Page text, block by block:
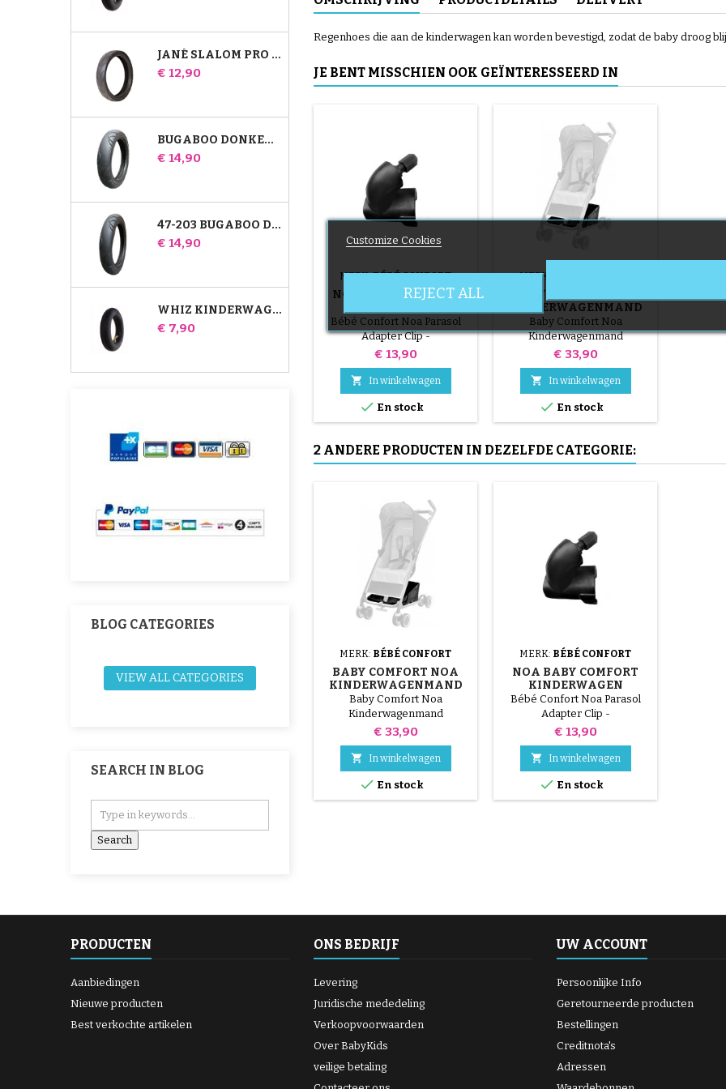
JANÉ SLALOM PRO EN POWERTWIN KINDERWAGENBAND
Prijs
€ 12,90
BUGABOO DONKEY 39X177 COMPATIBELE KINDERWAGENBAND - VOOR VOORWIEL
Prijs
€ 14,90
47-203 BUGABOO DONKEY-WANDELWAGENCOMPATIBELE BAND - VOOR ACHTERWIEL
Prijs
€ 14,90
WHIZ KINDERWAGEN ACHTER BINNENBAND RED CASTLE
Prijs
€ 7,90
BLOG CATEGORIES
VIEW ALL CATEGORIES
SEARCH IN BLOG
Regenhoes die aan de kinderwagen kan worden bevestigd, zodat de baby droog
JE BENT MISSCHIEN OOK GEÏNTERESSEERD IN
MERK:BÉBÉ CONFORT
NOA BABY COMFORT
PARASOL
ONDERSTEUNING
Bébé Confort Noa Parasol
Adapter Clip -
Prijs
€ 13,90
 In winkelwagen
 En stock
MERK:
BABY COMFORT NOA
KINDERWAGENMAND
Baby Comfort Noa
Kinderwagenmand
Prijs
€ 33,90
 In winkelwagen
 En stock
2 ANDERE PRODUCTEN IN DEZELFDE CATEGORIE:
MERK: BÉBÉ CONFORT
BABY COMFORT NOA
KINDERWAGENMAND
Baby Comfort Noa
Kinderwagenmand
Prijs
€ 33,90
 In winkelwagen
 En stock
MERK: BÉBÉ CONFORT
NOA BABY COMFORT
KINDERWAGEN
PARASOL
ONDERSTEUNING
Bébé Confort Noa Parasol
Adapter Clip -
Prijs
€ 13,90
 In winkelwagen
 En stock
PRODUCTEN
Aanbiedingen
Nieuwe producten
Best verkochte artikelen
ONS BEDRIJF
Levering
Juridische mededeling
Verkoopvoorwaarden
Over BabyKids
veilige betaling
UW ACCOUNT
Persoonlijke Info
Geretourneerde producten
Bestellingen
Creditnota's
Adressen
Customize Cookies
REJECT ALL